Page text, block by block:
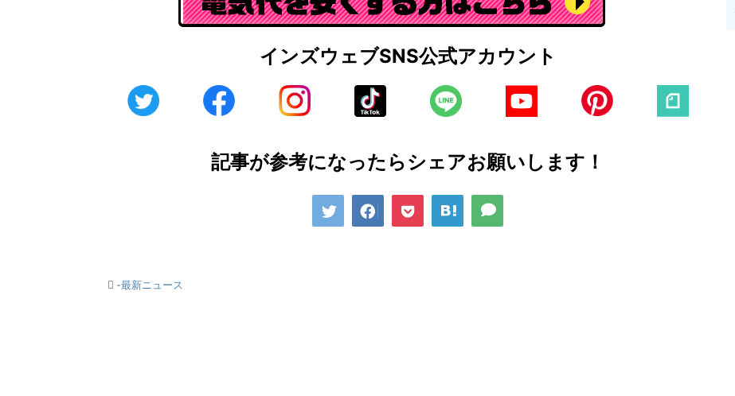
インズウェブSNS公式アカウント
記事が参考になったらシェアお願いします！
-最新ニュース